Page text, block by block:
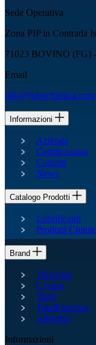
Sede Operativa
Zona PIP in Contrada
71023 BOVINO (FG)
Email
info@lubrichimica.com
Informazioni
Azienda
Certificazioni
Contatti
News
Catalogo Prodotti
Lubrificanti
Prodotti
Brand
Valvoline
Cyclon
Shell
TotalEnergies
Allegrini
Informazioni